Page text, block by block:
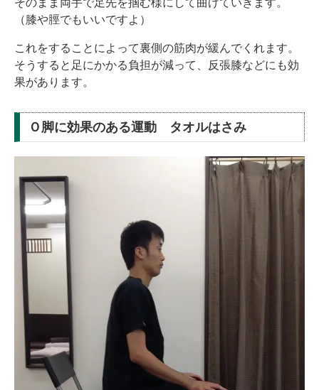
（膝や脛でもいいですよ）
これをすることによって裏側の筋肉が緩んでくれます。
そうすると足にかかる負担が減って、反張膝などにも効
果があります。
Ｏ脚に効果のある運動 タオルはさみ